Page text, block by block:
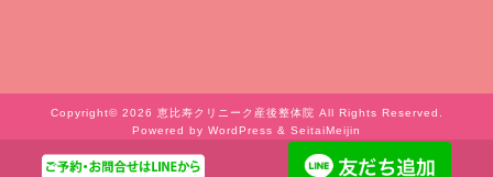
Copyright© 2026 恵比寿クリニーク産後整体院 All Rights Reserved.
Powered by WordPress & SeitaiMeijin